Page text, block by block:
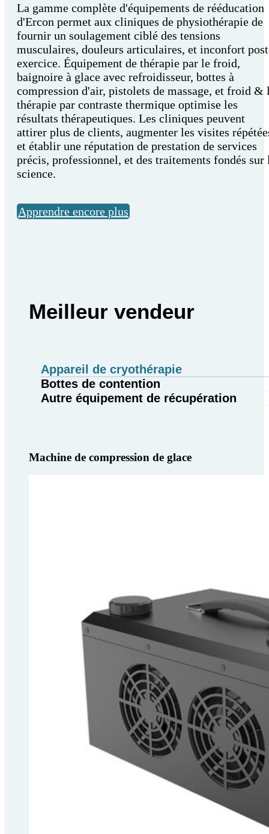
La gamme complète d'équipements de rééducation
d'Ercon permet aux cliniques de physiothérapie de
fournir un soulagement ciblé des tensions
musculaires, douleurs articulaires, et inconfort
exercice. Équipement de thérapie par le froid,
baignoire à glace avec refroidisseur, bottes à
compression d'air, pistolets de massage, et froid &
thérapie par contraste thermique optimise les
résultats thérapeutiques. Les cliniques peuvent
attirer plus de clients, augmenter les visites
et établir une réputation de prestation de services
précis, professionnel, et des traitements fondés sur
science.
Apprendre encore plus
Meilleur vendeur
Appareil de cryothérapie
Bottes de contention
Autre équipement de récupération
Machine de compression de glace